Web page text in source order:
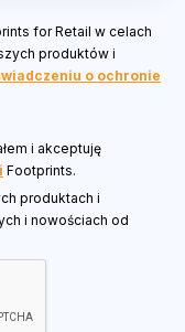
for Retail w celach
produktów i
o ochronie
i akceptuję
Footprints.
produktach i
i nowościach od